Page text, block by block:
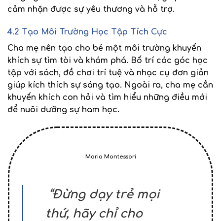
cảm nhận được sự yêu thương và hỗ trợ.
4.2 Tạo Môi Trường Học Tập Tích Cực
Cha mẹ nên tạo cho bé một môi trường khuyến
khích sự tìm tòi và khám phá. Bố trí các góc học
tập với sách, đồ chơi trí tuệ và nhạc cụ đơn giản
giúp kích thích sự sáng tạo. Ngoài ra, cha mẹ cần
khuyến khích con hỏi và tìm hiểu những điều mới
để nuôi dưỡng sự ham học.
Maria Montessori
“Đừng dạy trẻ mọi
thứ, hãy chỉ cho